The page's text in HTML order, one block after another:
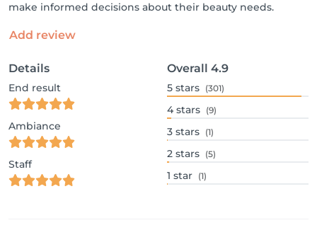
make informed decisions about their beauty needs.
Add review
Details
End result
Ambiance
Staff
Overall 4.9
5 stars (301)
4 stars (9)
3 stars (1)
2 stars (5)
1 star (1)